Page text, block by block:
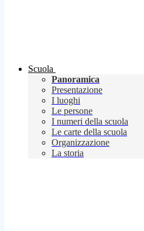
Scuola
Panoramica
Presentazione
I luoghi
Le persone
I numeri della scuola
Le carte della scuola
Organizzazione
La storia